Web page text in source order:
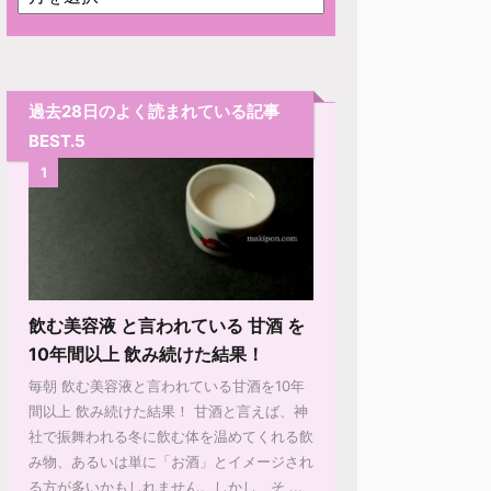
過去28日のよく読まれている記事
BEST.5
1
飲む美容液 と言われている 甘酒 を
10年間以上 飲み続けた結果！
毎朝 飲む美容液と言われている甘酒を10年
間以上 飲み続けた結果！ 甘酒と言えば、神
社で振舞われる冬に飲む体を温めてくれる飲
み物、あるいは単に「お酒」とイメージされ
る方が多いかもしれません。しかし、そ ...